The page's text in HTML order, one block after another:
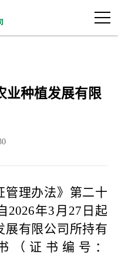
业种植发展有限
管理办法》第二十
2026年3月27日 起
展有限公司所持有
（证书编号：